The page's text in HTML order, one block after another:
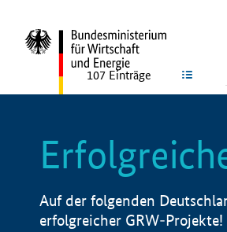
107 Einträge
Auf der folgenden
erfolgreicher GRW-Projekte!